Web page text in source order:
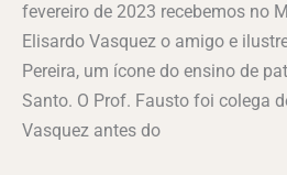
fevereiro de 2023 recebemos no
Elisardo Vasquez o amigo e
Pereira, um ícone do ensino de
Santo. O Prof. Fausto foi colega
Vasquez antes do